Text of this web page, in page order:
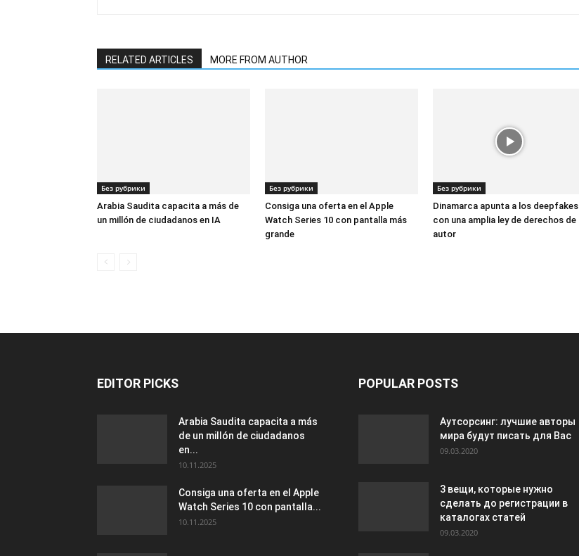
RELATED ARTICLES MORE FROM AUTHOR
Без рубрики
Arabia Saudita capacita a más de
un millón de ciudadanos en IA
Без рубрики
Consiga una oferta en el Apple
Watch Series 10 con pantalla más
grande
Без рубрики
Dinamarca apunta a los deepfakes
con una amplia ley de derechos de
autor
EDITOR PICKS
Arabia Saudita capacita a más
de un millón de ciudadanos
en...
10.11.2025
Consiga una oferta en el Apple
Watch Series 10 con pantalla...
10.11.2025
POPULAR POSTS
Аутсорсинг: лучшие авторы
мира будут писать для Вас
09.03.2020
3 вещи, которые нужно
сделать до регистрации в
каталогах статей
09.03.2020